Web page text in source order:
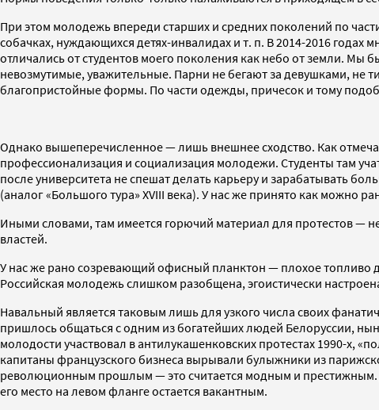
При этом молодежь впереди старших и средних поколений по
собачках, нуждающихся детях-инвалидах и т. п. В 2014-2016
отличались от студентов моего поколения как небо от земли.
невозмутимые, уважительные. Парни не бегают за девушками, не
благопристойные формы. По части одежды, причесок и тому
Однако вышеперечисленное — лишь внешнее сходство. Как
профессионализация и социализация молодежи. Студенты там
после университета не спешат делать карьеру и зарабатывать
(аналог «Большого тура» XVIII века). У нас же принято как можно
Иными словами, там имеется горючий материал для протестов —
властей.
У нас же рано созревающий офисный планктон — плохое топливо
Российская молодежь слишком разобщена, эгоистически
Навальный является таковым лишь для узкого числа своих
пришлось общаться с одним из богатейших людей Белоруссии,
молодости участвовал в антилукашенковских протестах 1990-х,
капитаны французского бизнеса вырывали булыжники из
революционным прошлым — это считается модным и престижным.
его место на левом фланге остается вакантным.